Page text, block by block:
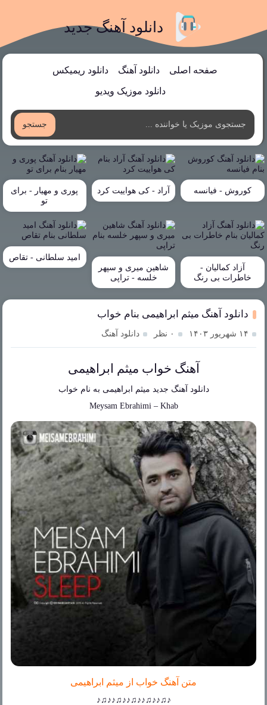
دانلود آهنگ جدید
صفحه اصلی دانلود آهنگ دانلود ریمیکس
دانلود موزیک ویدیو
جستجو
کوروش - فیانسه آراد - کی هواییت کرد
پوری و مهیار - برای
تو
آزاد کمالیان -
خاطرات بی رنگ
شاهین میری و سپهر
خلسه - تراپی
امید سلطانی - تقاص
دانلود آهنگ میثم ابراهیمی بنام خواب
۱۴ شهریور ۱۴۰۳ ۰ نظر دانلود آهنگ
آهنگ خواب میثم ابراهیمی
دانلود آهنگ جدید میثم ابراهیمی به نام خواب
Meysam Ebrahimi – Khab
متن آهنگ خواب از میثم ابراهیمی
♪♫♪♪♫♪♪♫♪♪♫♪♪♫♪